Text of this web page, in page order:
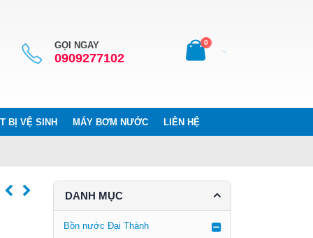
GỌI NGAY
0909277102
0
BỊ VỆ SINH MÁY BƠM NƯỚC LIÊN HỆ
DANH MỤC
Bồn nước Đại Thành